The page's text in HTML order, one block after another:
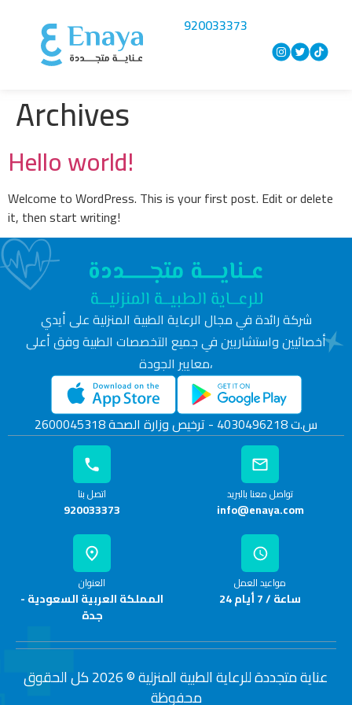
920033373
Archives
Hello world!
Welcome to WordPress. This is your first post. Edit or delete
it, then start writing!
اتصل بنا
920033373
تواصل معنا بالبريد
info@enaya.com
العنوان
المملكة العربية السعودية -
جدة
مواعيد العمل
24 ساعة / 7 أيام
شركة رائدة في مجال الرعاية الطبية المنزلية على أيدي
أخصائيين واستشاريين في جميع التخصصات الطبية وفق أعلى
معايير الجودة،
س.ت 4030496218 - ترخيص وزارة الصحة 2600045318
عناية متجددة للرعاية الطبية المنزلية © 2026 كل الحقوق
محفوظة